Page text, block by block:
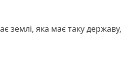
землі, яка має таку державу,